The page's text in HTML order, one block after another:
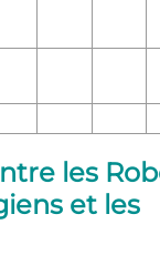
les
et les